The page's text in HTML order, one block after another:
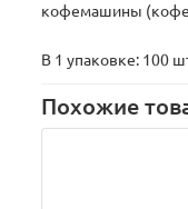
кофемашины
В 1 упаковке: 100
Похожие